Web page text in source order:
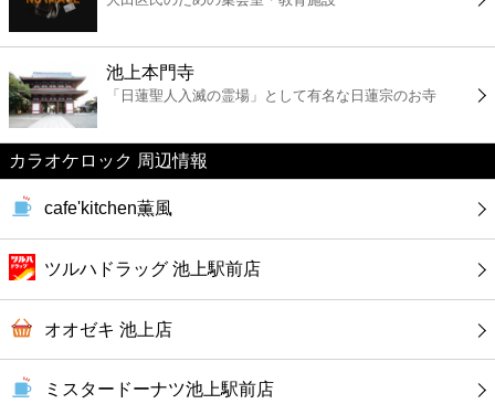
ファーストフード
カフェ
ショッピング
公共
池上本門寺
「日蓮聖人入滅の霊場」として有名な日蓮宗のお寺
カラオケロック 周辺情報
cafe'kitchen薫風
ツルハドラッグ 池上駅前店
オオゼキ 池上店
ミスタードーナツ池上駅前店